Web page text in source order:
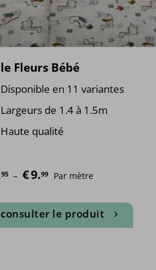
Fleurs Bébé
Disponible en 11 variantes
Largeurs de 1.4 à 1.5m
Haute qualité
95 – €9.99 Plage de prix : €9.95 à €9.99
Par mètre
consulter le produit